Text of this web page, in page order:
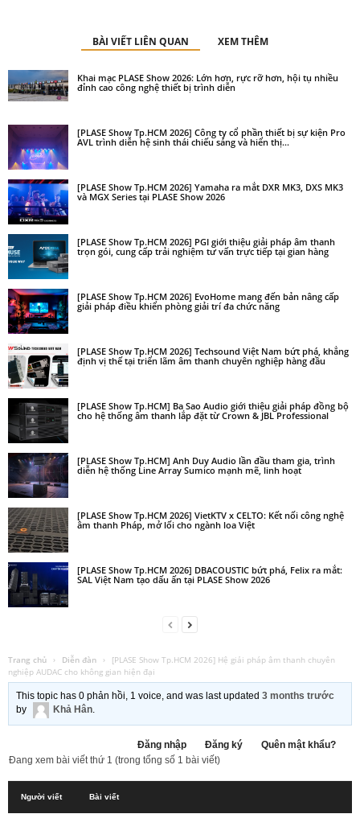
BÀI VIẾT LIÊN QUAN XEM THÊM
Khai mạc PLASE Show 2026: Lớn hơn, rực rỡ hơn, hội tụ nhiều
đỉnh cao công nghệ thiết bị trình diễn
[PLASE Show Tp.HCM 2026] Công ty cổ phần thiết bị sự kiện Pro
AVL trình diễn hệ sinh thái chiếu sáng và hiển thị...
[PLASE Show Tp.HCM 2026] Yamaha ra mắt DXR MK3, DXS MK3
và MGX Series tại PLASE Show 2026
[PLASE Show Tp.HCM 2026] PGI giới thiệu giải pháp âm thanh
trọn gói, cung cấp trải nghiệm tư vấn trực tiếp tại gian hàng
[PLASE Show Tp.HCM 2026] EvoHome mang đến bản nâng cấp
giải pháp điều khiển phòng giải trí đa chức năng
[PLASE Show Tp.HCM 2026] Techsound Việt Nam bứt phá, khẳng
định vị thế tại triển lãm âm thanh chuyên nghiệp hàng đầu
[PLASE Show Tp.HCM] Ba Sao Audio giới thiệu giải pháp đồng bộ
cho hệ thống âm thanh lắp đặt từ Crown & JBL Professional
[PLASE Show Tp.HCM] Anh Duy Audio lần đầu tham gia, trình
diễn hệ thống Line Array Sumico mạnh mẽ, linh hoạt
[PLASE Show Tp.HCM 2026] VietKTV x CELTO: Kết nối công nghệ
âm thanh Pháp, mở lối cho ngành loa Việt
[PLASE Show Tp.HCM 2026] DBACOUSTIC bứt phá, Felix ra mắt:
SAL Việt Nam tạo dấu ấn tại PLASE Show 2026
Trang chủ › Diễn đàn ›
[PLASE Show Tp.HCM 2026] Hệ giải pháp âm thanh chuyên
nghiệp AUDAC cho không gian hiện đại
This topic has 0 phản hồi, 1 voice, and was last updated3 months trước
by
Khả Hân.
Đăng nhập Đăng ký
Quên mật khẩu?
Đang xem bài viết thứ 1 (trong tổng số 1 bài viết)
Người viết Bài viết